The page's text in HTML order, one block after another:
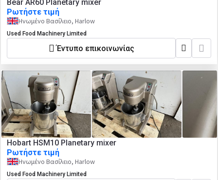
Bear AR60 Planetary mixer
Ρωτήστε τιμή
Ηνωμένο Βασίλειο, Harlow
Used Food Machinery Limited
Έντυπο επικοινωνίας
Hobart HSM10 Planetary mixer
Ρωτήστε τιμή
Ηνωμένο Βασίλειο, Harlow
Used Food Machinery Limited